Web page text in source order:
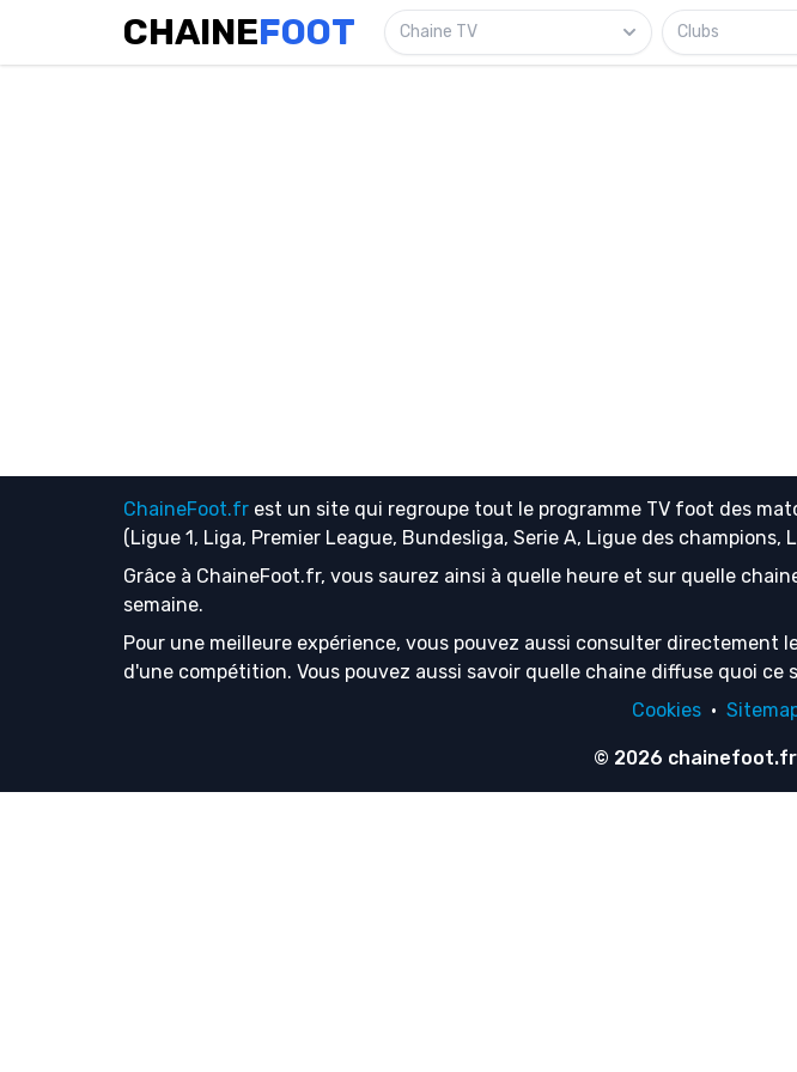
CHAINEFOOT Chaine TV Clubs
ChaineFoot.fr est un site qui regroupe tout le programme TV foot des
(Ligue 1, Liga, Premier League, Bundesliga, Serie A, Ligue des
Grâce à ChaineFoot.fr, vous saurez ainsi à quelle heure et sur quelle
semaine.
Pour une meilleure expérience, vous pouvez aussi consulter directement
d'une compétition. Vous pouvez aussi savoir quelle chaine diffuse quoi ce
Cookies ·
© 2026 chainefoot.fr